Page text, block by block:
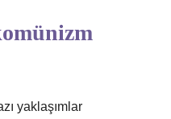
yaklaşımlar